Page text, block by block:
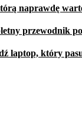
naprawdę
przewodnik
laptop, który